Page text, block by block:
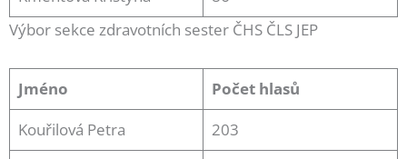
Výbor sekce zdravotních sester ČHS ČLS JEP
Jméno
Počet hlasů
Kouřilová Petra
203